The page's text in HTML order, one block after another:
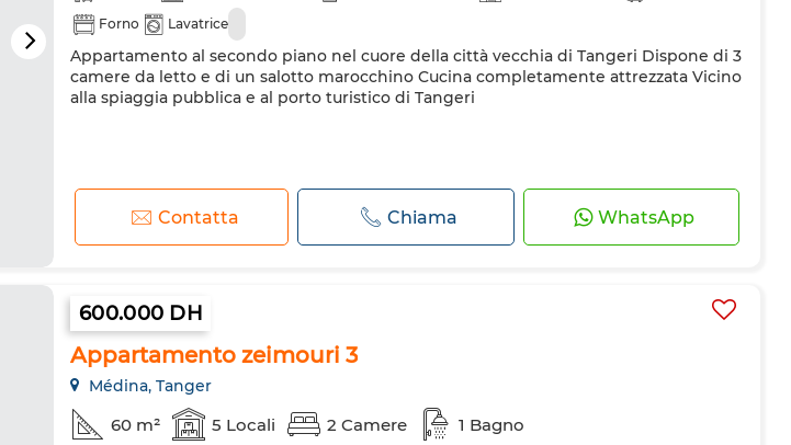
Forno
Lavatrice
Appartamento al secondo piano nel cuore della città vecchia di Tangeri Dispone di 3
camere da letto e di un salotto marocchino Cucina completamente attrezzata Vicino
alla spiaggia pubblica e al porto turistico di Tangeri
Contatta Chiama WhatsApp
600.000 DH
Appartamento zeimouri 3
Médina, Tanger
60 m² 5 Locali 2 Camere 1 Bagno